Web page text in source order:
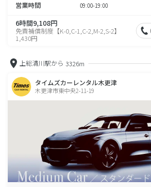
営業時間 09:00-19:00
6時間9,108円
免責補償制度【K-0,C-1,C-2,M-2,S-2】
1,430円
上総清川駅から 3326m
タイムズカーレンタル木更津
木更津市東中央2-11-19